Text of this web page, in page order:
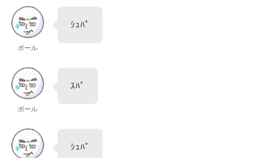
ボール
ｼｭﾊﾟ
ボール
ｽﾊﾟ
ｼｭﾊﾟ